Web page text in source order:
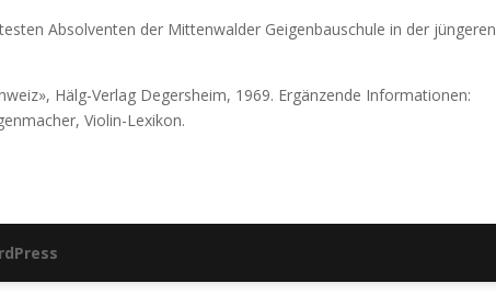
Absolventen der Mittenwalder Geigenbauschule in der jüngeren
Hälg-Verlag Degersheim, 1969. Ergänzende Informationen:
Violin-Lexikon.